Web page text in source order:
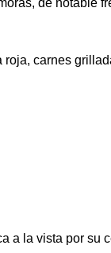
de notable
carnes
a la vista por su